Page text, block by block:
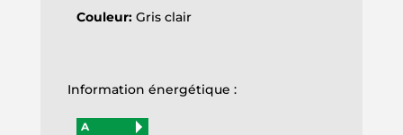
Couleur:Gris clair
Information énergétique :
A